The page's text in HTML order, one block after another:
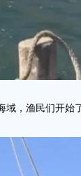
，渔民们开始